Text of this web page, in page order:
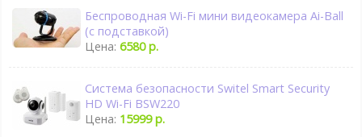
Беспроводная Wi-Fi мини видеокамера Ai-Ball
(с подставкой)
Цена:6580 р.
Система безопасности Switel Smart Security
HD Wi-Fi BSW220
Цена: 15999 р.